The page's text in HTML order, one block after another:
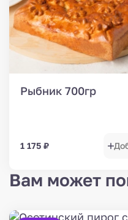
Рыбник 700гр
1 175 ₽
Вам может